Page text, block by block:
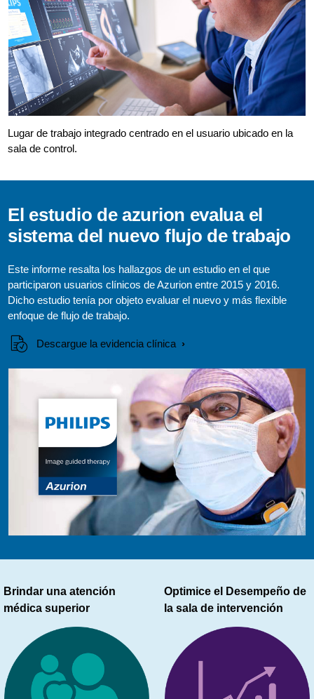
Lugar de trabajo integrado centrado en el usuario ubicado en la
sala de control.
El estudio de azurion evalua el
sistema del nuevo flujo de trabajo
Este informe resalta los hallazgos de un estudio en el que
participaron usuarios clínicos de Azurion entre 2015 y 2016.
Dicho estudio tenía por objeto evaluar el nuevo y más flexible
enfoque de flujo de trabajo.
Descargue la evidencia clínica
Brindar una atención
médica superior
Optimice el Desempeño de
la sala de intervención